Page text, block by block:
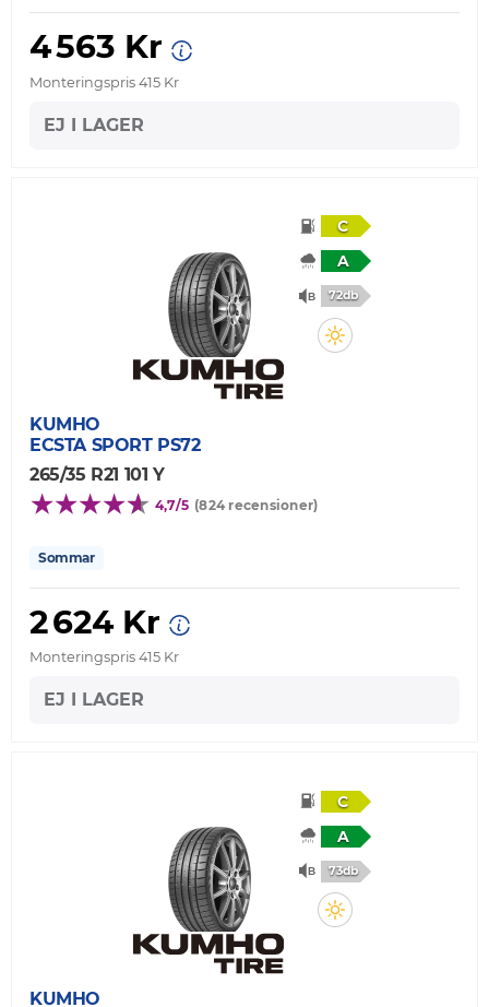
4 563 Kr
Monteringspris 415 Kr
EJ I LAGER
C
A
72db
KUMHO
ECSTA SPORT PS72
265/35 R21 101 Y
4,7/5 (824 recensioner)
Sommar
2 624 Kr
Monteringspris 415 Kr
EJ I LAGER
C
A
73db
KUMHO